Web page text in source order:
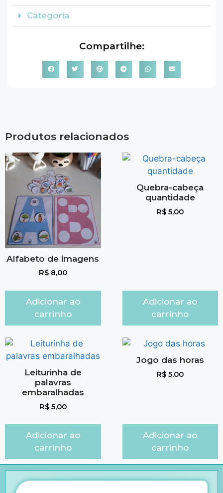
Categoria
Compartilhe:
Produtos relacionados
Alfabeto de imagens
R$8,00
Adicionar ao
carrinho
Quebra-cabeça
quantidade
R$ 5,00
Adicionar ao
carrinho
Leiturinha de
palavras
embaralhadas
R$5,00
Adicionar ao
carrinho
Jogo das horas
R$ 5,00
Adicionar ao
carrinho